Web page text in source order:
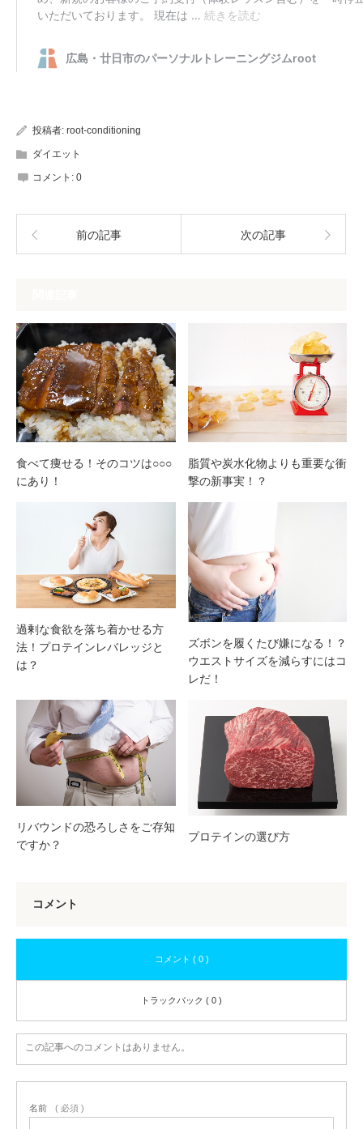
投稿者: root-conditioning
ダイエット
コメント: 0
前の記事 次の記事
食べて痩せる！そのコツは○○○
にあり！
脂質や炭水化物よりも重要な衝
撃の新事実！？
過剰な食欲を落ち着かせる方
法！プロテインレバレッジと
は？
ズボンを履くたび嫌になる！？
ウエストサイズを減らすにはコ
レだ！
リバウンドの恐ろしさをご存知
ですか？
プロテインの選び方
コメント
コメント ( 0 )
トラックバック ( 0 )
この記事へのコメントはありません。
名前 ( 必須 )